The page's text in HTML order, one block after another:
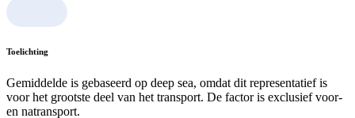
Toelichting
Gemiddelde is gebaseerd op deep sea, omdat dit representatief is
voor het grootste deel van het transport. De factor is exclusief voor-
en natransport.